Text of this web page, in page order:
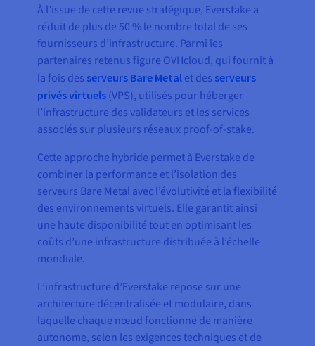
À l’issue de cette revue stratégique, Everstake a
réduit de plus de 50 % le nombre total de ses
fournisseurs d’infrastructure. Parmi les
partenaires retenus figure OVHcloud, qui fournit à
la fois des serveurs Bare Metal et des serveurs
privés virtuels (VPS), utilisés pour héberger
l’infrastructure des validateurs et les services
associés sur plusieurs réseaux proof-of-stake.
Cette approche hybride permet à Everstake de
combiner la performance et l’isolation des
serveurs Bare Metal avec l’évolutivité et la flexibilité
des environnements virtuels. Elle garantit ainsi
une haute disponibilité tout en optimisant les
coûts d’une infrastructure distribuée à l’échelle
mondiale.
L’infrastructure d’Everstake repose sur une
architecture décentralisée et modulaire, dans
laquelle chaque nœud fonctionne de manière
autonome, selon les exigences techniques et de